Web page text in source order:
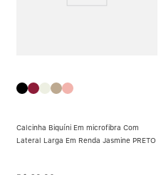
Calcinha Biquíni Em microfibra Com
Lateral Larga Em Renda Jasmine PRETO